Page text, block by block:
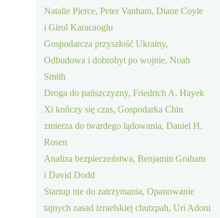
Natalie Pierce, Peter Vanham, Diane Coyle
i Girol Karacaoglu
Gospodarcza przyszłość Ukrainy,
Odbudowa i dobrobyt po wojnie, Noah
Smith
Droga do pańszczyzny, Friedrich A. Hayek
Xi kończy się czas, Gospodarka Chin
zmierza do twardego lądowania, Daniel H.
Rosen
Analiza bezpieczeństwa, Benjamin Graham
i David Dodd
Startup nie do zatrzymania, Opanowanie
tajnych zasad izraelskiej chutzpah, Uri Adoni